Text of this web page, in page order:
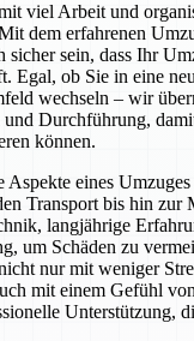
viel Arbeit und
dem erfahrenen
sicher sein, dass Ihr
Egal, ob Sie in eine
wechseln – wir
Durchführung,
können.
Aspekte eines
Transport bis hin zur
langjährige
um Schäden zu
nur mit weniger
mit einem Gefühl
Unterstützung,